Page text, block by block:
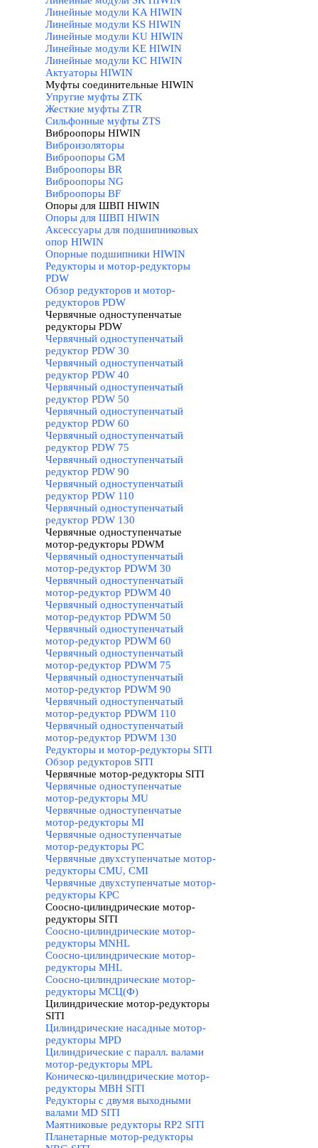
Линейные модули KA HIWIN
Линейные модули KS HIWIN
Линейные модули KU HIWIN
Линейные модули KE HIWIN
Линейные модули KC HIWIN
Актуаторы HIWIN
Муфты соединительные HIWIN
Упругие муфты ZTK
Жесткие муфты ZTR
Сильфонные муфты ZTS
Виброопоры HIWIN
Виброизоляторы
Виброопоры GM
Виброопоры BR
Виброопоры NG
Виброопоры BF
Опоры для ШВП HIWIN
Опоры для ШВП HIWIN
Аксессуары для подшипниковых
опор HIWIN
Опорные подшипники HIWIN
Редукторы и мотор-редукторы
PDW
Обзор редукторов и мотор-
редукторов PDW
Червячные одноступенчатые
редукторы PDW
Червячный одноступенчатый
редуктор PDW 30
Червячный одноступенчатый
редуктор PDW 40
Червячный одноступенчатый
редуктор PDW 50
Червячный одноступенчатый
редуктор PDW 60
Червячный одноступенчатый
редуктор PDW 75
Червячный одноступенчатый
редуктор PDW 90
Червячный одноступенчатый
редуктор PDW 110
Червячный одноступенчатый
редуктор PDW 130
Червячные одноступенчатые
мотор-редукторы PDWM
Червячный одноступенчатый
мотор-редуктор PDWM 30
Червячный одноступенчатый
мотор-редуктор PDWM 40
Червячный одноступенчатый
мотор-редуктор PDWM 50
Червячный одноступенчатый
мотор-редуктор PDWM 60
Червячный одноступенчатый
мотор-редуктор PDWM 75
Червячный одноступенчатый
мотор-редуктор PDWM 90
Червячный одноступенчатый
мотор-редуктор PDWM 110
Червячный одноступенчатый
мотор-редуктор PDWM 130
Редукторы и мотор-редукторы SITI
Обзор редукторов SITI
Червячные мотор-редукторы SITI
Червячные одноступенчатые
мотор-редукторы MU
Червячные одноступенчатые
мотор-редукторы MI
Червячные одноступенчатые
мотор-редукторы PC
Червячные двухступенчатые мотор-
редукторы CMU, CMI
Червячные двухступенчатые мотор-
редукторы KPC
Соосно-цилиндрические мотор-
редукторы SITI
Соосно-цилиндрические мотор-
редукторы MNHL
Соосно-цилиндрические мотор-
редукторы MHL
Соосно-цилиндрические мотор-
редукторы МСЦ(Ф)
Цилиндрические мотор-редукторы
SITI
Цилиндрические насадные мотор-
редукторы MPD
Цилиндрические с паралл. валами
мотор-редукторы MPL
Коническо-цилиндрические мотор-
редукторы MBH SITI
Редукторы с двумя выходными
валами MD SITI
Маятниковые редукторы RP2 SITI
Планетарные мотор-редукторы